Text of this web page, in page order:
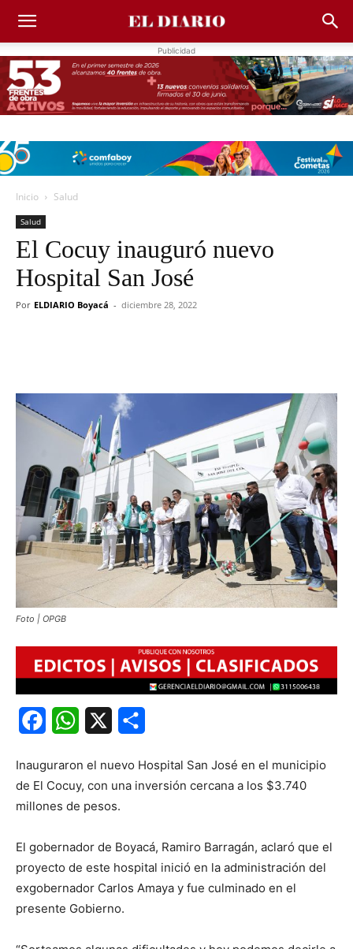
Publicidad
Inicio Salud
Salud
El Cocuy inauguró nuevo
Hospital San José
Por ELDIARIO Boyacá - diciembre 28, 2022
Foto | OPGB
FacebookWhatsApp
Inauguraron el nuevo Hospital San José en el municipio
de El Cocuy, con una inversión cercana a los $3.740
millones de pesos.
El gobernador de Boyacá, Ramiro Barragán, aclaró que el
proyecto de este hospital inició en la administración del
exgobernador Carlos Amaya y fue culminado en el
presente Gobierno.